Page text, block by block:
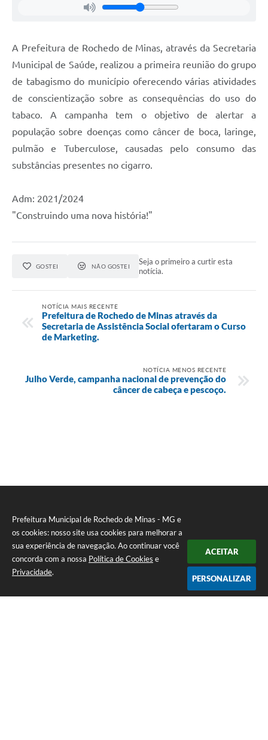
Prefeitura Municipal de Rochedo de Minas - MG e
os cookies: nosso site usa cookies para melhorar a
sua experiência de navegação. Ao continuar você
concorda com a nossa Política de Cookies e
Privacidade.
ACEITAR
PERSONALIZAR
A Prefeitura de Rochedo de Minas, através da Secretaria
Municipal de Saúde, realizou a primeira reunião do grupo
de tabagismo do município oferecendo várias atividades
de conscientização sobre as consequências do uso do
tabaco. A campanha tem o objetivo de alertar a
população sobre doenças como câncer de boca, laringe,
pulmão e Tuberculose, causadas pelo consumo das
substâncias presentes no cigarro.
Adm: 2021/2024
"Construindo uma nova história!"
GOSTEI NÃO GOSTEI
Seja o primeiro a curtir esta
notícia.
NOTÍCIA MAIS RECENTE
Prefeitura de Rochedo de Minas através da
Secretaria de Assistência Social ofertaram o Curso
de Marketing.
NOTÍCIA MENOS RECENTE
Julho Verde, campanha nacional de prevenção do
câncer de cabeça e pescoço.